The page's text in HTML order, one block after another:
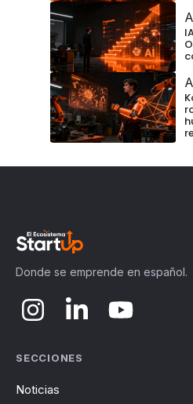
Donde se emprende en español.
SECCIONES
Noticias